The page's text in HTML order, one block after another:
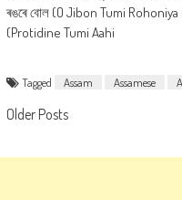
ৰঙৰে বোল (O Jibon Tumi Rohoniya
(Protidine Tumi Aahi
Tagged Assam Assamese
Posts
navigation
Older Posts